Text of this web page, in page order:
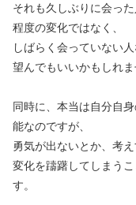
それも久しぶりに会っ
程度の変化ではなく、
しばらく会っていない
望んでもいいかもしれま
同時に、本当は自分自
能なのですが、
勇気が出ないとか、考え
変化を躊躇してしまう
す。